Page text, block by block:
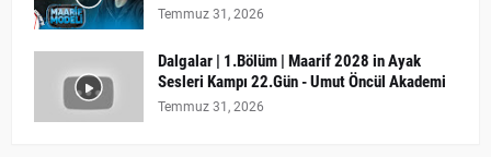
Temmuz 31, 2026
Dalgalar | 1.Bölüm | Maarif 2028 in Ayak
Sesleri Kampı 22.Gün - Umut Öncül Akademi
Temmuz 31, 2026